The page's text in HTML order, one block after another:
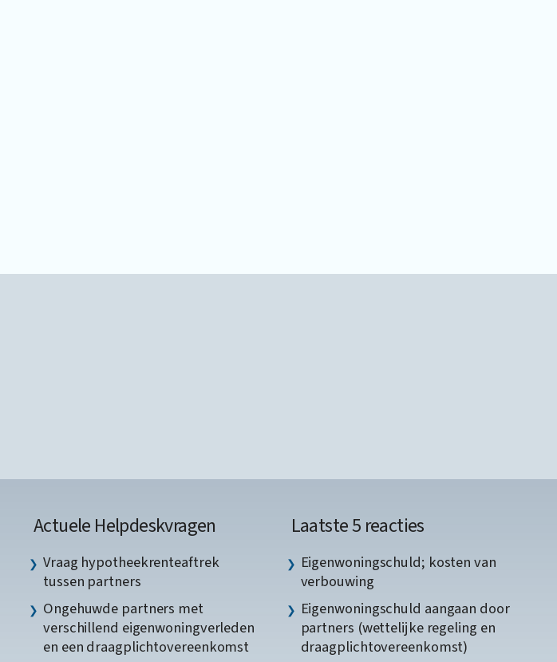
Actuele Helpdeskvragen
Vraag hypotheekrenteaftrek
tussen partners
Ongehuwde partners met
verschillend eigenwoningverleden
en een draagplichtovereenkomst
Laatste 5 reacties
Eigenwoningschuld; kosten van
verbouwing
Eigenwoningschuld aangaan door
partners (wettelijke regeling en
draagplichtovereenkomst)